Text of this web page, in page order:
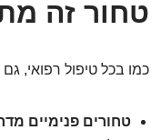
טחור זה
כמו בכל טיפול רפואי,
טחורים פנימיים מדרגה 1 או 2